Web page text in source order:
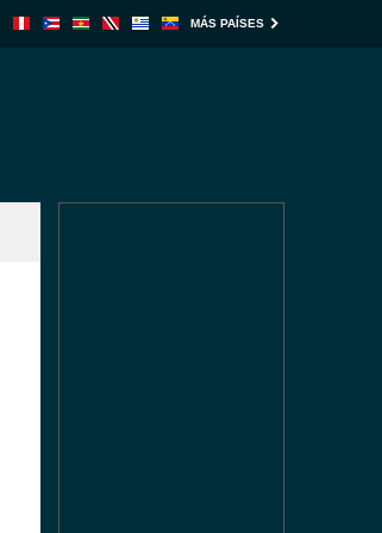
MÁS PAÍSES